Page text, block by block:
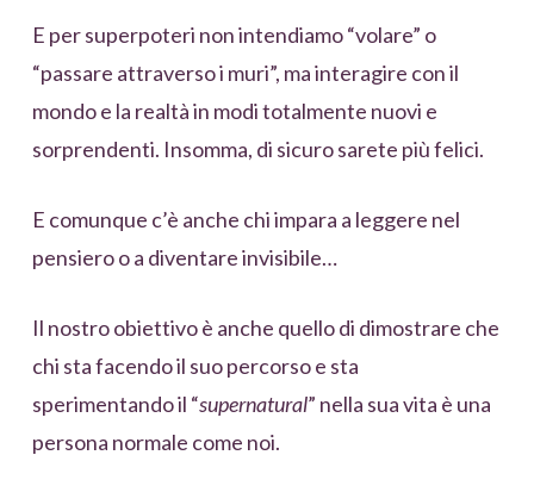
E per superpoteri non intendiamo “volare” o
“passare attraverso i muri”, ma interagire con il
mondo e la realtà in modi totalmente nuovi e
sorprendenti. Insomma, di sicuro sarete più felici.
E comunque c’è anche chi impara a leggere nel
pensiero o a diventare invisibile…
Il nostro obiettivo è anche quello di dimostrare che
chi sta facendo il suo percorso e sta
sperimentando il “supernatural” nella sua vita è una
persona normale come noi.